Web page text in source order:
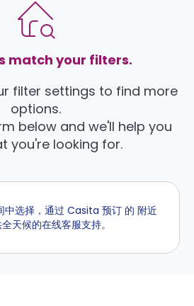
match your filters.
filter settings to find more
options.
below and we'll help you
you're looking for.
中选择，通过 Casita 预订 的 附近
天候的在线客服支持。